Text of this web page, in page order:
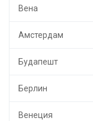
Вена
Амстердам
Будапешт
Берлин
Венеция